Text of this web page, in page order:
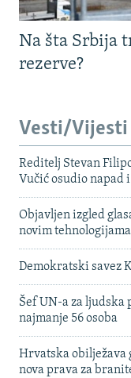
Na šta Srbija
rezerve?
Vesti/Vijesti
Reditelj Stevan
Vučić osudio napad
Objavljen izgled
novim
Demokratski savez
Šef UN-a za ljudska
najmanje 56 osoba
Hrvatska obilježava
nova prava za